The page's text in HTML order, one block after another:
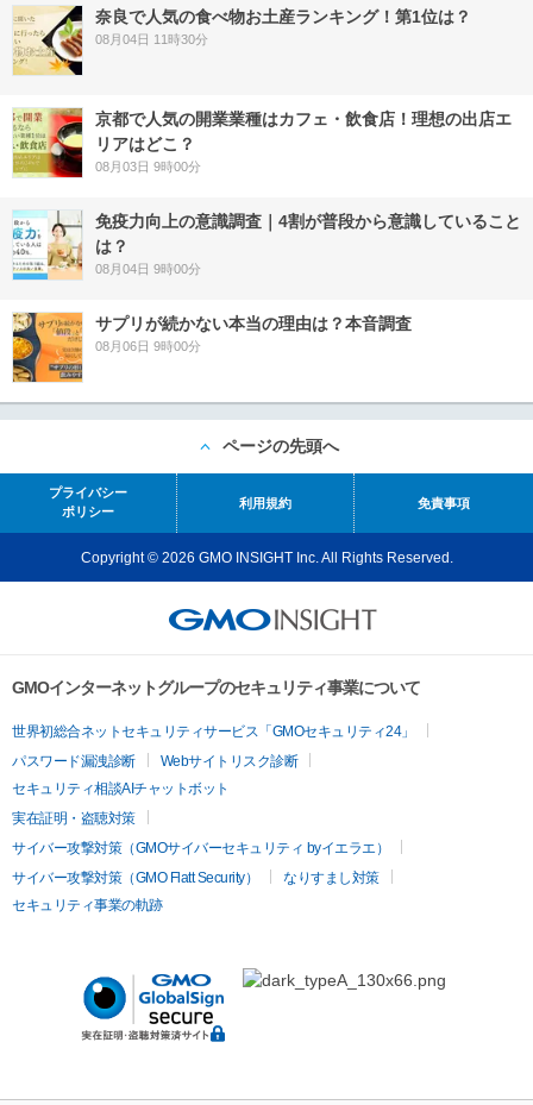
奈良で人気の食べ物お土産ランキング！第1位は？
08月04日 11時30分
京都で人気の開業業種はカフェ・飲食店！理想の出店エ
リアはどこ？
08月03日 9時00分
免疫力向上の意識調査｜4割が普段から意識していること
は？
08月04日 9時00分
サプリが続かない本当の理由は？本音調査
08月06日 9時00分
ページの先頭へ
プライバシー
ポリシー
利用規約 免責事項
Copyright © 2026 GMO INSIGHT Inc. All Rights Reserved.
GMOインターネットグループのセキュリティ事業について
世界初総合ネットセキュリティサービス「GMOセキュリティ24」
パスワード漏洩診断
Webサイトリスク診断
セキュリティ相談AIチャットボット
実在証明・盗聴対策
サイバー攻撃対策（GMOサイバーセキュリティ byイエラエ）
サイバー攻撃対策（GMO Flatt Security）
なりすまし対策
セキュリティ事業の軌跡